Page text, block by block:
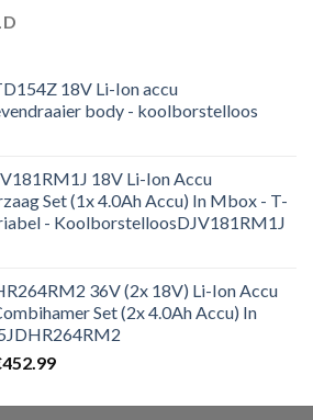
18V Li-Ion accu
body - koolborstelloos
18V Li-Ion Accu
Set (1x 4.0Ah Accu) In Mbox - T-
- KoolborstelloosDJV181RM1J
36V (2x 18V) Li-Ion Accu
Set (2x 4.0Ah Accu) In
452.99Huidige
is: